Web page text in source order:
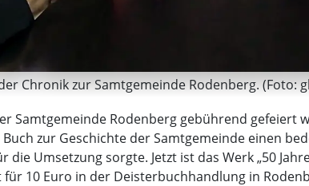
Chronik zur Samtgemeinde Rodenberg. (Foto:
Samtgemeinde Rodenberg gebührend
zur Geschichte der Samtgemeinde einen
die Umsetzung sorgte. Jetzt ist das Werk „50
10 Euro in der Deisterbuchhandlung in